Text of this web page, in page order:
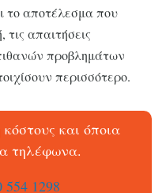
το αποτέλεσμα που
απαιτήσεις
προβλημάτων
περισσότερο.
και όποια
τηλέφωνα.
1298